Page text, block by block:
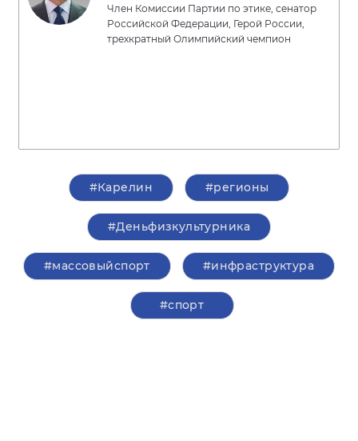
Член Комиссии Партии по этике, сенатор
Российской Федерации, Герой России,
трехкратный Олимпийский чемпион
#Карелин #регионы
#Деньфизкультурника
#массовыйспорт #инфраструктура
#спорт